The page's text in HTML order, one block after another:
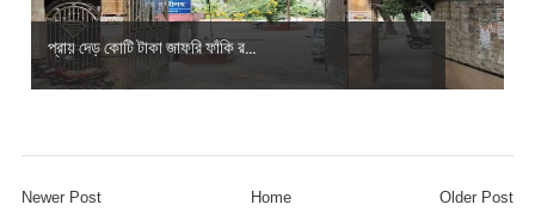
প্রায় দেড় কোটি টাকা জাফরি ফাঁকি র...
Newer Post Older Post
Home